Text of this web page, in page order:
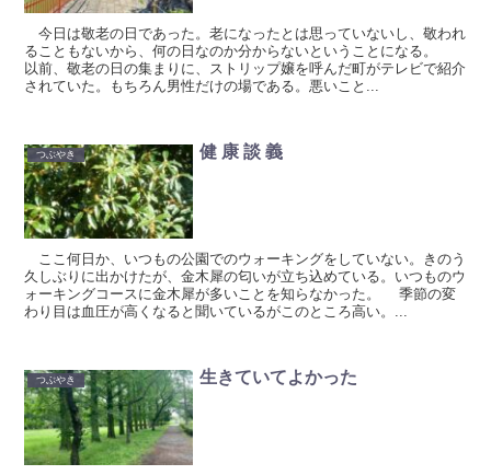
今日は敬老の日であった。老になったとは思っていないし、敬われ
ることもないから、何の日なのか分からないということになる。
以前、敬老の日の集まりに、ストリップ嬢を呼んだ町がテレビで紹介
されていた。もちろん男性だけの場である。悪いこと...
つぶやき 健 康 談 義
ここ何日か、いつもの公園でのウォーキングをしていない。きのう
久しぶりに出かけたが、金木犀の匂いが立ち込めている。いつものウ
ォーキングコースに金木犀が多いことを知らなかった。 季節の変
わり目は血圧が高くなると聞いているがこのところ高い。...
つぶやき 生きていてよかった